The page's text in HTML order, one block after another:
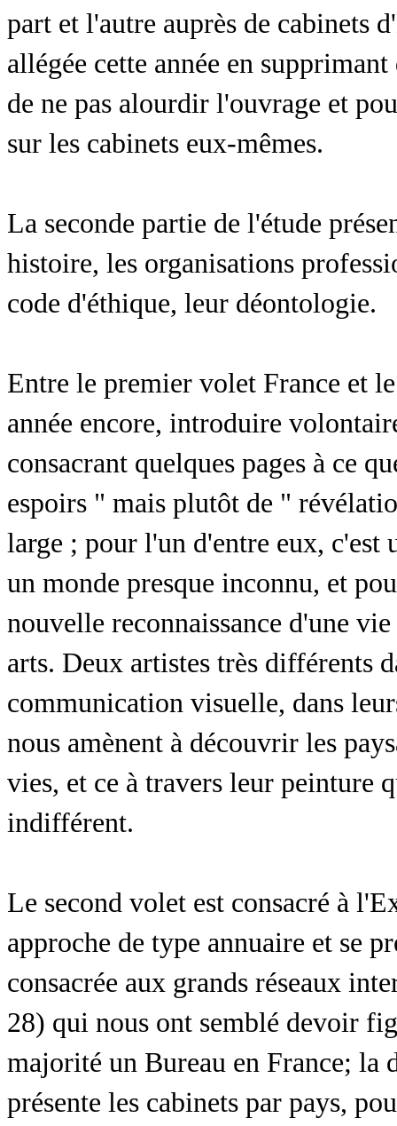
part et l'autre auprès de cabinets
allégée cette année en
de ne pas alourdir l'ouvrage et
sur les cabinets eux-mêmes.
La seconde partie de l'étude
histoire, les organisations
code d'éthique, leur déontologie.
Entre le premier volet France et
année encore, introduire
consacrant quelques pages à ce
espoirs " mais plutôt de "
large ; pour l'un d'entre eux, c'est
un monde presque inconnu, et
nouvelle reconnaissance d'une
arts. Deux artistes très différents
communication visuelle, dans
nous amènent à découvrir les
vies, et ce à travers leur peinture
indifférent.
Le second volet est consacré à
approche de type annuaire et se
consacrée aux grands réseaux
28) qui nous ont semblé devoir
majorité un Bureau en France; la
présente les cabinets par pays,